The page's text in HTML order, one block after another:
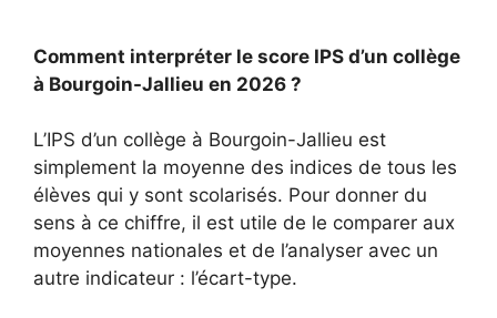
Comment interpréter le score IPS d’un collège
à Bourgoin-Jallieu en 2026 ?
L’IPS d’un collège à Bourgoin-Jallieu est
simplement la moyenne des indices de tous les
élèves qui y sont scolarisés. Pour donner du
sens à ce chiffre, il est utile de le comparer aux
moyennes nationales et de l’analyser avec un
autre indicateur : l’écart-type.